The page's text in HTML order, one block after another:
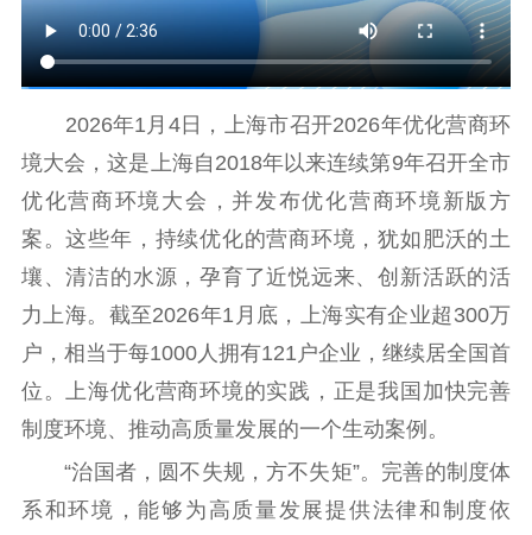
新闻出版
精品出版 全民阅读
出版监管
扫黄打非
电影工作
电影创作 电影市场
机关党建
党建要闻 学习在线
文化人才
数据资源
2026年1月4日，上海市召开2026年优化营商环
境大会，这是上海自2018年以来连续第9年召开全市
优化营商环境大会，并发布优化营商环境新版方
案。这些年，持续优化的营商环境，犹如肥沃的土
壤、清洁的水源，孕育了近悦远来、创新活跃的活
力上海。截至2026年1月底，上海实有企业超300万
户，相当于每1000人拥有121户企业，继续居全国首
位。上海优化营商环境的实践，正是我国加快完善
制度环境、推动高质量发展的一个生动案例。
“治国者，圆不失规，方不失矩”。完善的制度体
系和环境，能够为高质量发展提供法律和制度依